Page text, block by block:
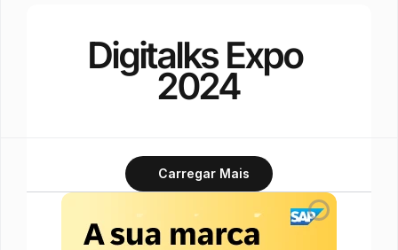
Digitalks Expo
2024
Carregar Mais